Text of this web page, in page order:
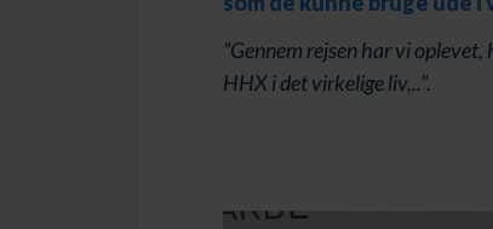
”Gennem rejsen har vi
HHX i det virkelige liv,..”.